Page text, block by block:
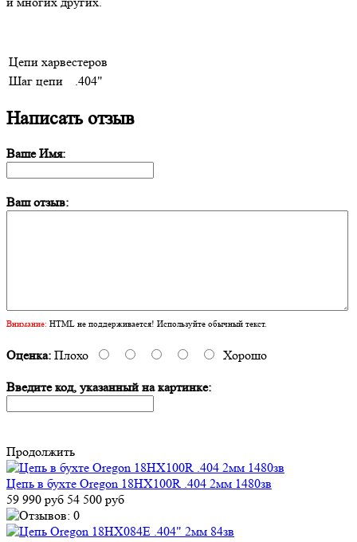
Цепи харвестеров
Шаг цепи
.404"
Написать отзыв
Ваше Имя:
Ваш отзыв:
Внимание: HTML не поддерживается! Используйте обычный текст.
Оценка: Плохо Хорошо
Введите код, указанный на картинке:
Продолжить
Цепь в бухте Oregon 18HX100R .404 2мм 1480зв
59 990 руб 54 500 руб